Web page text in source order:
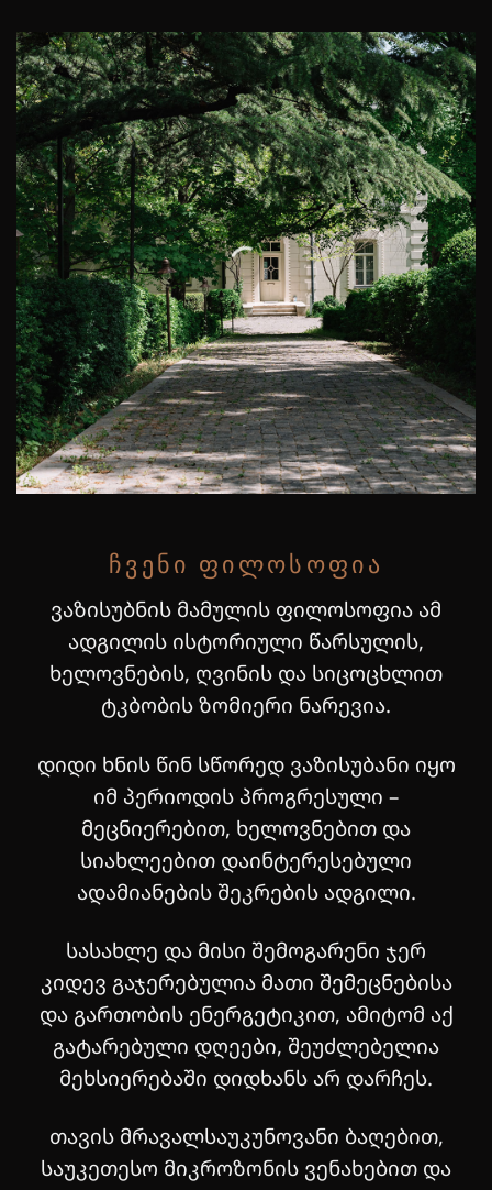
ᲩᲕᲔᲜᲘ ᲤᲘᲚᲝᲡᲝᲤᲘᲐ
ვაზისუბნის მამულის ფილოსოფია ამ
ადგილის ისტორიული წარსულის,
ხელოვნების, ღვინის და სიცოცხლით
ტკბობის ზომიერი ნარევია.
დიდი ხნის წინ სწორედ ვაზისუბანი იყო
იმ პერიოდის პროგრესული –
მეცნიერებით, ხელოვნებით და
სიახლეებით დაინტერესებული
ადამიანების შეკრების ადგილი.
სასახლე და მისი შემოგარენი ჯერ
კიდევ გაჯერებულია მათი შემეცნებისა
და გართობის ენერგეტიკით, ამიტომ აქ
გატარებული დღეები, შეუძლებელია
მეხსიერებაში დიდხანს არ დარჩეს.
თავის მრავალსაუკუნოვანი ბაღებით,
საუკეთესო მიკროზონის ვენახებით და